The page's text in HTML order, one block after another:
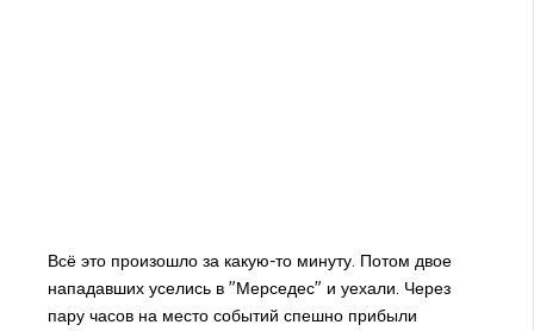
Всё это произошло за какую-то минуту. Потом двое
нападавших уселись в "Мерседес" и уехали. Через
пару часов на место событий спешно прибыли